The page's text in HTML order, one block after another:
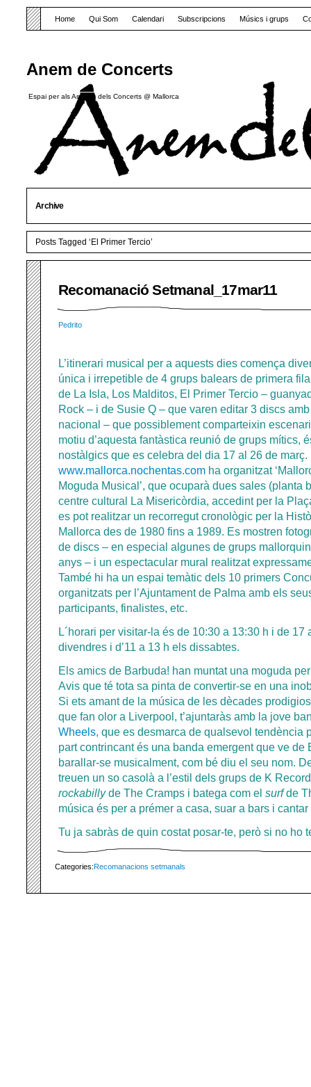
Anem de Concerts
Espai per als Amants dels Concerts @ Mallorca
Home Qui Som Calendari Subscripcions Músics i grups
Archive
Posts Tagged ‘El Primer Tercio’
Recomanació Setmanal_17mar11
Pedrito
L’itinerari musical per a aquests dies comença
única i irrepetible de 4 grups balears de primera
de La Isla, Los Malditos, El Primer Tercio –
Rock – i de Susie Q – que varen editar 3 discs
nacional – que possiblement comparteixin
motiu d’aquesta fantàstica reunió de grups mítics,
nostàlgics que es celebra del dia 17 al 26 de març.
www.mallorca.nochentas.com ha organitzat
Moguda Musical’, que ocuparà dues sales (planta
centre cultural La Misericòrdia, accedint per la
es pot realitzar un recorregut cronològic per la
Mallorca des de 1980 fins a 1989. Es mostren
de discs – en especial algunes de grups
anys – i un espectacular mural realitzat
També hi ha un espai temàtic dels 10 primers
organitzats per l’Ajuntament de Palma amb els
participants, finalistes, etc.
L´horari per visitar-la és de 10:30 a 13:30 h i de 17
divendres i d’11 a 13 h els dissabtes.
Els amics de Barbuda! han muntat una moguda
Avis que té tota sa pinta de convertir-se en una
Si ets amant de la música de les dècades
que fan olor a Liverpool, t’ajuntaràs amb la jove
Wheels, que es desmarca de qualsevol tendència
part contrincant és una banda emergent que ve de
barallar-se musicalment, com bé diu el seu nom.
treuen un so casolà a l’estil dels grups de K
rockabillyde The Cramps i batega com el surfde
música és per a prémer a casa, suar a bars i cantar
Tu ja sabràs de quin costat posar-te, però si no ho
Categories:Recomanacions setmanals